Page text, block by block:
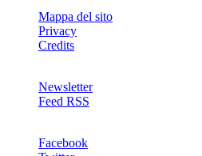
Mappa del sito
Privacy
Credits
Newsletter
Feed RSS
Facebook